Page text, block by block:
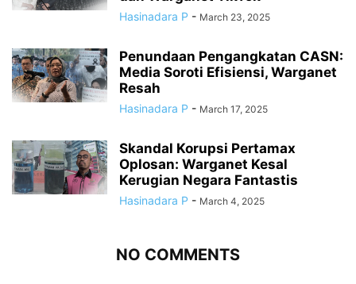
Hasinadara P - March 23, 2025
Penundaan Pengangkatan CASN:
Media Soroti Efisiensi, Warganet
Resah
Hasinadara P - March 17, 2025
Skandal Korupsi Pertamax
Oplosan: Warganet Kesal
Kerugian Negara Fantastis
Hasinadara P - March 4, 2025
NO COMMENTS